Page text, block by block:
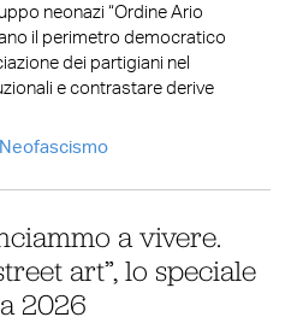
neonazi “Ordine Ario
il perimetro democratico
dei partigiani nel
e contrastare derive
a vivere.
art”, lo speciale
2026